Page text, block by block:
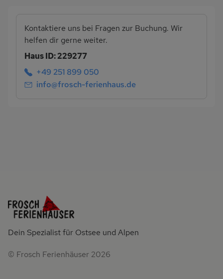
Kontaktiere uns bei Fragen zur Buchung. Wir
helfen dir gerne weiter.
Haus ID: 229277
+49 251 899 050
info@frosch-ferienhaus.de
Dein Spezialist für Ostsee und Alpen
© Frosch Ferienhäuser 2026